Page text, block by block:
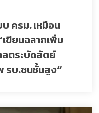
ครม. เหมือน
เขียนฉลากเพิ่ม
ลตระบัดสัตย์
รบ.ชนชั้นสูง“